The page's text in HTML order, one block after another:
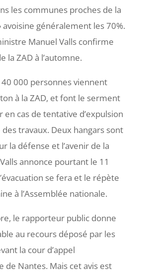
les communes proches de la
avoisine généralement les 70%.
Manuel Valls confirme
la ZAD à l’automne.
000 personnes viennent
à la ZAD, et font le serment
en cas de tentative d’expulsion
travaux. Deux hangars sont
la défense et l’avenir de la
annonce pourtant le 11
se fera et le répète
à l’Assemblée nationale.
le rapporteur public donne
au recours déposé par les
la cour d’appel
de Nantes. Mais cet avis est